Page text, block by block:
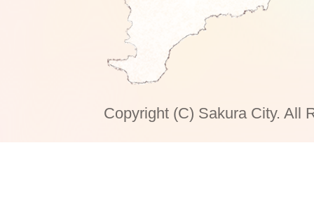
Copyright (C) Sakura City. All